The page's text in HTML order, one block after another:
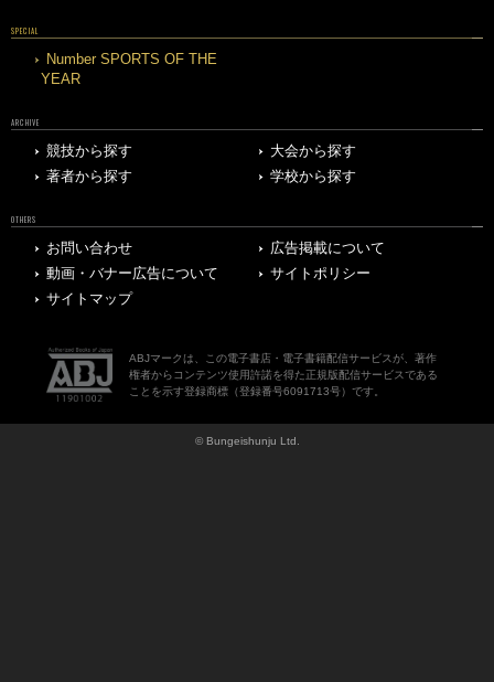
SPECIAL
Number SPORTS OF THE
YEAR
ARCHIVE
競技から探す
大会から探す
著者から探す
学校から探す
OTHERS
お問い合わせ
広告掲載について
動画・バナー広告について
サイトポリシー
サイトマップ
ABJマークは、この電子書店・電子書籍配信サービスが、著作
権者からコンテンツ使用許諾を得た正規版配信サービスである
ことを示す登録商標（登録番号6091713号）です。
© Bungeishunju Ltd.